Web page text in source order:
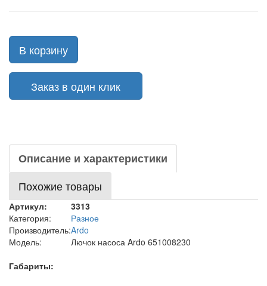
В корзину
Заказ в один клик
Описание и характеристики
Похожие товары
Артикул:
3313
Категория:
Разное
Производитель:Ardo
Модель:
Лючок насоса Ardo 651008230
Габариты: